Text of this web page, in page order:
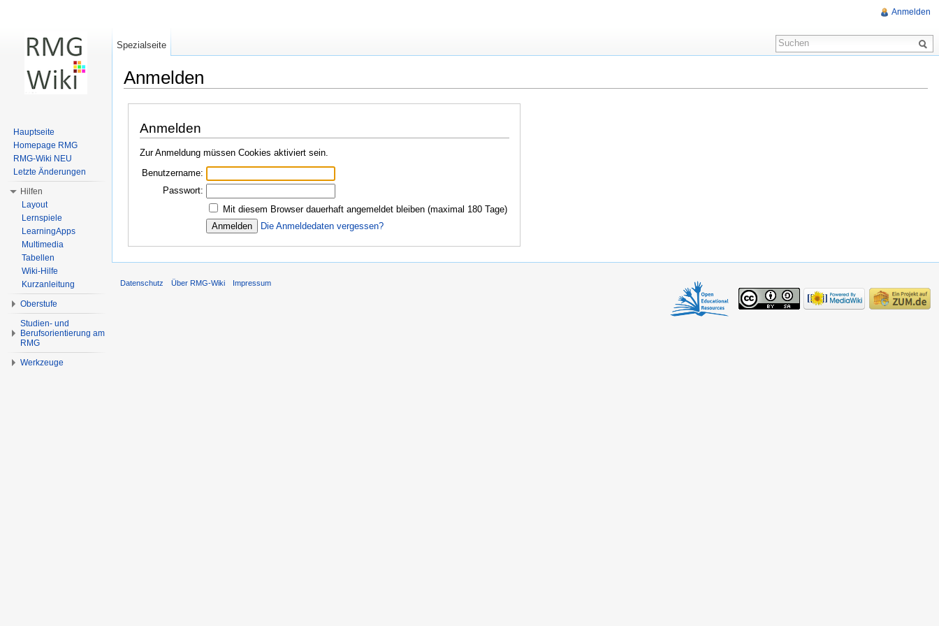
Anmelden
Anmelden
Zur Anmeldung müssen Cookies aktiviert sein.
Benutzername:
Passwort:
Mit diesem Browser dauerhaft angemeldet bleiben (maximal 180 Tage)
Die Anmeldedaten vergessen?
Anmelden
Spezialseite
Hauptseite
Homepage RMG
RMG-Wiki NEU
Letzte Änderungen
Hilfen
Layout
Lernspiele
LearningApps
Multimedia
Tabellen
Wiki-Hilfe
Kurzanleitung
Oberstufe
Studien- und
Berufsorientierung am
RMG
Werkzeuge
Datenschutz Über RMG-Wiki Impressum